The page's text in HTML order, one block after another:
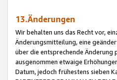
13.Änderungen
Wir behalten uns das Recht vor,
Änderungsmitteilung, eine
über die entsprechende Änderung
ausgenommen etwaige
Datum, jedoch frühestens sieben